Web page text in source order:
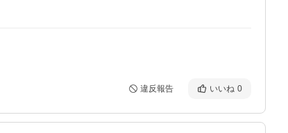
違反報告 いいね 0